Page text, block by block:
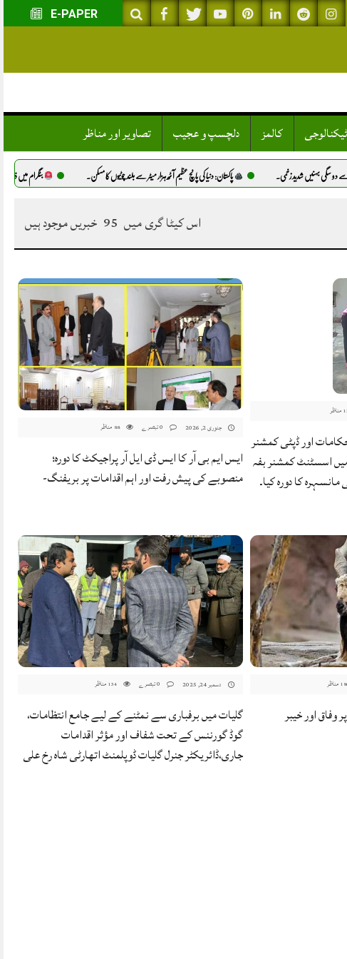
E-PAPER
ٹیکنالوجی کالمز دلچسپ و عجیب تصاویر اور مناظر
شدید زخمی. پاکستان: دنیا کی پانچ عظیم آٹھ ہزار میٹر سے بلند چوٹیوں کا مسکن. بٹگرام میں ذہنی معذور لڑکی سے
اس کیٹا گری میں 95 خبریں موجود ہیں
مناظر
اور ڈپٹی کمشنر
اسسٹنٹ کمشنر بفہ
کا دورہ کیا۔
جنوری 2, 2026 88 مناظر
ایس ایم بی آر کا ایس ڈی ایل آر پراجیکٹ کا دورہ؛
منصوبے کی پیش رفت اور اہم اقدامات پر بریفنگ-
مناظر
اور خیبر
دسمبر 24, 2025 134 مناظر
گلیات میں برفباری سے نمٹنے کے لیے جامع انتظامات،
گوڈ گورننس کے تحت شفاف اور مؤثر اقدامات
جاری،ڈائریکٹر جنرل گلیات ڈوپلمنٹ اتھارٹی شاہ رخ علی